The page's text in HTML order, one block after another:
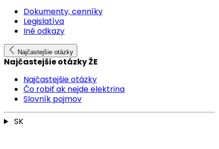
Dokumenty, cenníky
Legislatíva
Iné odkazy
Najčastejšie otázky
Najčastejšie otázky ŽE
Najčastejšie otázky
Čo robiť ak nejde elektrina
Slovník pojmov
SK